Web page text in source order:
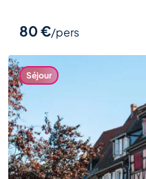
80 €/pers
Séjour